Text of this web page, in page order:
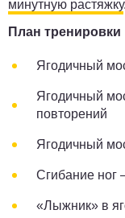
минутную растяжку.
План тренировки
Ягодичный
Ягодичный
повторений
Ягодичный
Сгибание ног
«Лыжник» в